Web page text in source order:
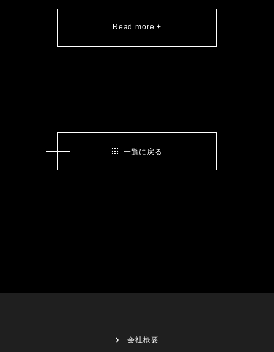
Read more +
一覧に戻る
会社概要